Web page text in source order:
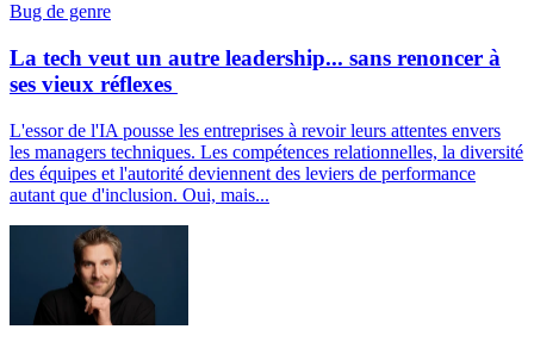
Bug de genre
La tech veut un autre leadership... sans renoncer à
ses vieux réflexes
L'essor de l'IA pousse les entreprises à revoir leurs attentes envers
les managers techniques. Les compétences relationnelles, la diversité
des équipes et l'autorité deviennent des leviers de performance
autant que d'inclusion. Oui, mais...